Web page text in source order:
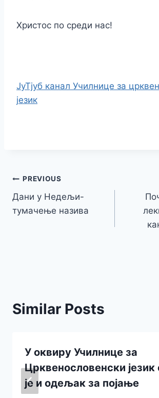
Христос по среди нас!
ЈуТјуб канал Училнице за
језик
Post
navigation
PREVIOUS
Дани у Недељи-
тумачење назива
Similar Posts
У оквиру Училнице за
Црквенословенски језик
је и одељак за појање